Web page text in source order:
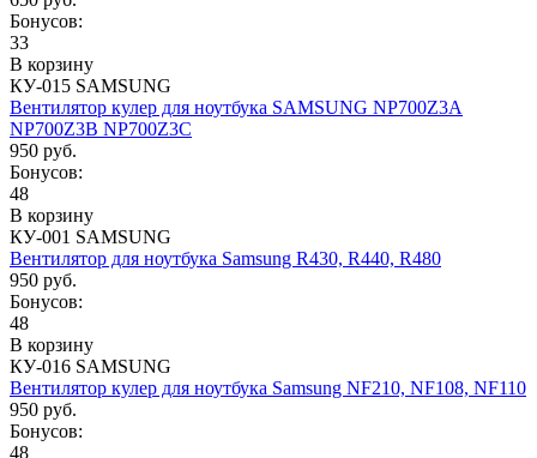
Бонусов:
33
В корзину
КУ-015 SAMSUNG
Вентилятор кулер для ноутбука SAMSUNG NP700Z3A
NP700Z3B NP700Z3C
950 руб.
Бонусов:
48
В корзину
КУ-001 SAMSUNG
Вентилятор для ноутбука Samsung R430, R440, R480
950 руб.
Бонусов:
48
В корзину
КУ-016 SAMSUNG
Вентилятор кулер для ноутбука Samsung NF210, NF108, NF110
950 руб.
Бонусов:
48